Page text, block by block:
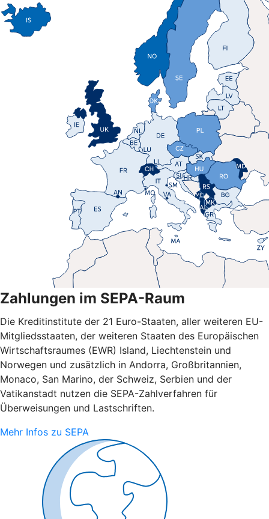
Zahlungen im SEPA-Raum
Die Kreditinstitute der 21 Euro-Staaten, aller weiteren EU-
Mitgliedsstaaten, der weiteren Staaten des Europäischen
Wirtschaftsraumes (EWR) Island, Liechtenstein und
Norwegen und zusätzlich in Andorra, Großbritannien,
Monaco, San Marino, der Schweiz, Serbien und der
Vatikanstadt nutzen die SEPA-Zahlverfahren für
Überweisungen und Lastschriften.
Mehr Infos zu SEPA